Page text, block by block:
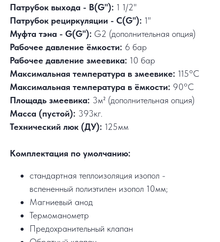
Патрубок выхода - В(G"): 1 1/2"
Патрубок рециркуляции - С(G"): 1"
Муфта тэна - G(G"): G2 (дополнительная опция)
Рабочее давление ёмкости: 6 бар
Рабочее давление змеевика: 10 бар
Максимальная температура в змеевике: 115°C
Максимальная температура в ёмкости: 90°C
Площадь змеевика: 3м² (дополнительная опция)
Масса (пустой): 393кг.
Технический люк (ДУ): 125мм
Комплектация по умолчанию:
стандартная теплоизоляция изопол -
вспененный полиэтилен изопол 10мм;
Магниевый анод
Термоманометр
Предохранительный клапан